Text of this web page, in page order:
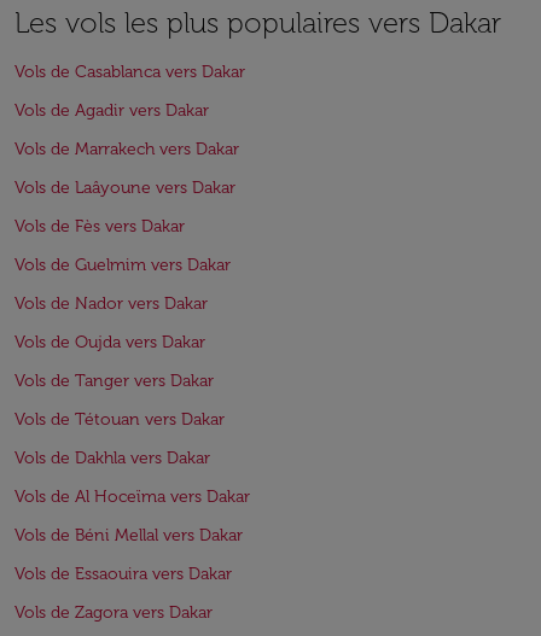
Les vols les plus populaires vers Dakar
Vols de Casablanca vers Dakar
Vols de Agadir vers Dakar
Vols de Marrakech vers Dakar
Vols de Laâyoune vers Dakar
Vols de Fès vers Dakar
Vols de Guelmim vers Dakar
Vols de Nador vers Dakar
Vols de Oujda vers Dakar
Vols de Tanger vers Dakar
Vols de Tétouan vers Dakar
Vols de Dakhla vers Dakar
Vols de Al Hoceïma vers Dakar
Vols de Béni Mellal vers Dakar
Vols de Essaouira vers Dakar
Vols de Zagora vers Dakar